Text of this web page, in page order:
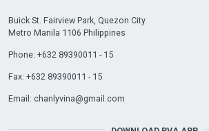
Buick St. Fairview Park, Quezon City
Metro Manila 1106 Philippines
Phone: +632 89390011 - 15
Fax: +632 89390011 - 15
Email: chanlyvina@gmail.com